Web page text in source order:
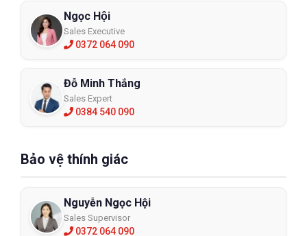
Ngọc Hội
Sales Executive
0372 064 090
Đỗ Minh Thắng
Sales Expert
0384 540 090
Bảo vệ thính giác
Nguyễn Ngọc Hội
Sales Supervisor
0372 064 090